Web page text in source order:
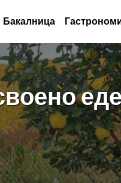
Бакалница